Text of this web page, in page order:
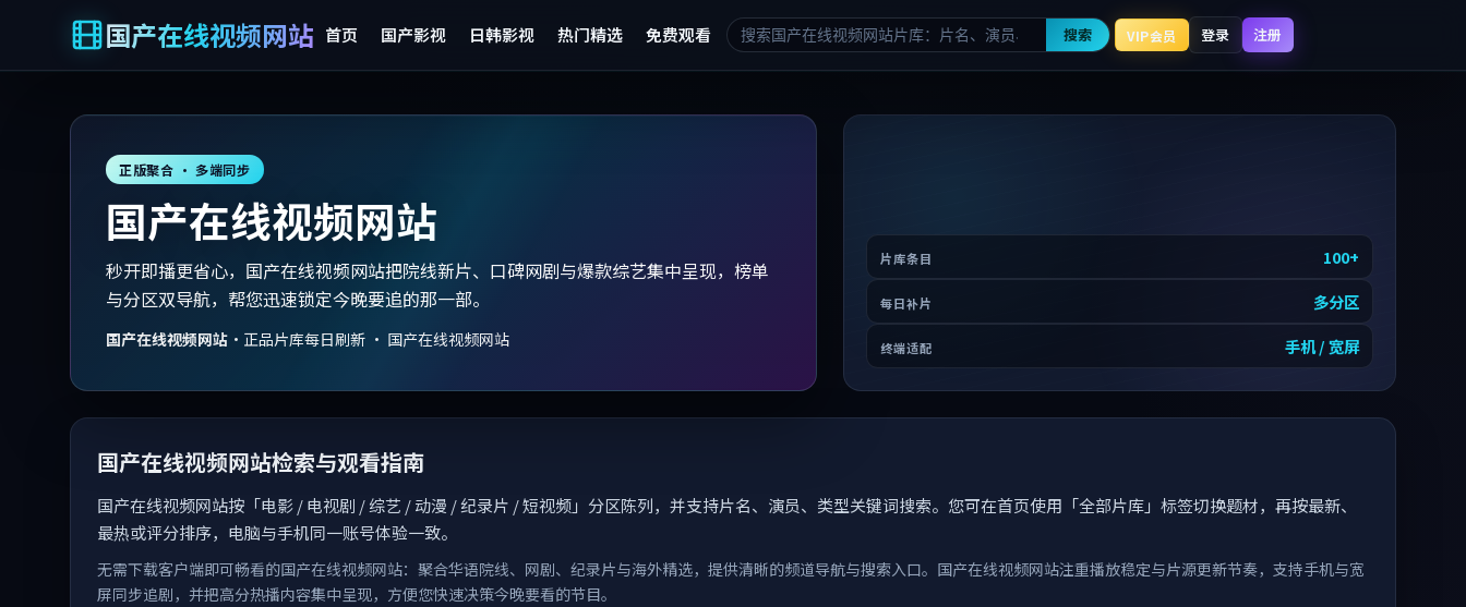
国产在线视频网站 首页 国产影视 日韩影视 热门精选 免费观看 搜索 VIP会员 登录 注册
正版聚合 · 多端同步
国产在线视频网站
秒开即播更省心，国产在线视频网站把院线新片、口碑网剧与爆款综艺集中呈现，榜单
与分区双导航，帮您迅速锁定今晚要追的那一部。
国产在线视频网站 · 正品片库每日刷新 · 国产在线视频网站
片库条目 100+
每日补片 多分区
终端适配 手机 / 宽屏
国产在线视频网站检索与观看指南
国产在线视频网站按「电影 / 电视剧 / 综艺 / 动漫 / 纪录片 / 短视频」分区陈列，并支持片名、演员、类型关键词搜索。您可在首页使用「全部片库」标签切换题材，再按最新、
最热或评分排序，电脑与手机同一账号体验一致。
无需下载客户端即可畅看的国产在线视频网站：聚合华语院线、网剧、纪录片与海外精选，提供清晰的频道导航与搜索入口。国产在线视频网站注重播放稳定与片源更新节奏，支持手机与宽
屏同步追剧，并把高分热播内容集中呈现，方便您快速决策今晚要看的节目。